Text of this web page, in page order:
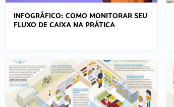
INFOGRÁFICO: COMO MONITORAR SEU
FLUXO DE CAIXA NA PRÁTICA